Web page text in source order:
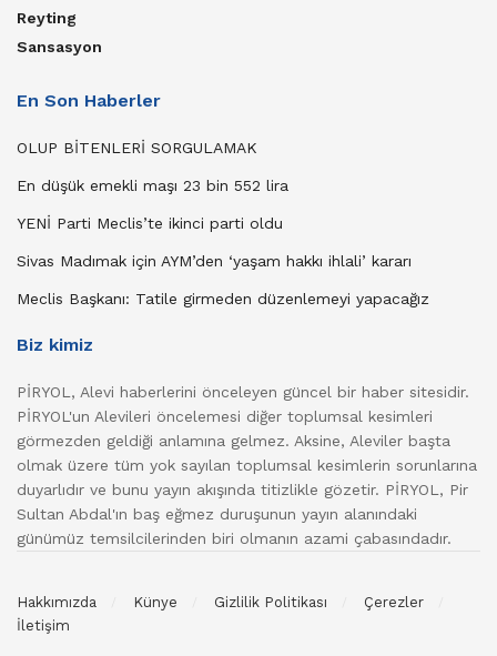
Reyting
Sansasyon
En Son Haberler
OLUP BİTENLERİ SORGULAMAK
En düşük emekli maşı 23 bin 552 lira
YENİ Parti Meclis’te ikinci parti oldu
Sivas Madımak için AYM’den ‘yaşam hakkı ihlali’ kararı
Meclis Başkanı: Tatile girmeden düzenlemeyi yapacağız
Biz kimiz
PİRYOL, Alevi haberlerini önceleyen güncel bir haber sitesidir.
PİRYOL'un Alevileri öncelemesi diğer toplumsal kesimleri
görmezden geldiği anlamına gelmez. Aksine, Aleviler başta
olmak üzere tüm yok sayılan toplumsal kesimlerin sorunlarına
duyarlıdır ve bunu yayın akışında titizlikle gözetir. PİRYOL, Pir
Sultan Abdal'ın baş eğmez duruşunun yayın alanındaki
günümüz temsilcilerinden biri olmanın azami çabasındadır.
Hakkımızda Künye Gizlilik Politikası
Çerezler
İletişim